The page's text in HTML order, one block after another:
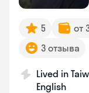
5 от
3 отзыва
Lived in
English